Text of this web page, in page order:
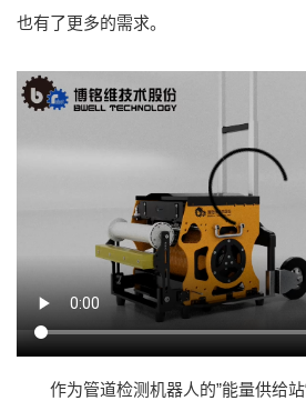
也有了更多的需求。
作为管道检测机器人的”能量供给站